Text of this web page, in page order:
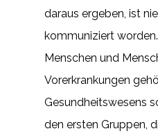
daraus ergeben, ist
kommuniziert
Menschen und
Vorerkrankungen
Gesundheitswesens
den ersten Gruppen,